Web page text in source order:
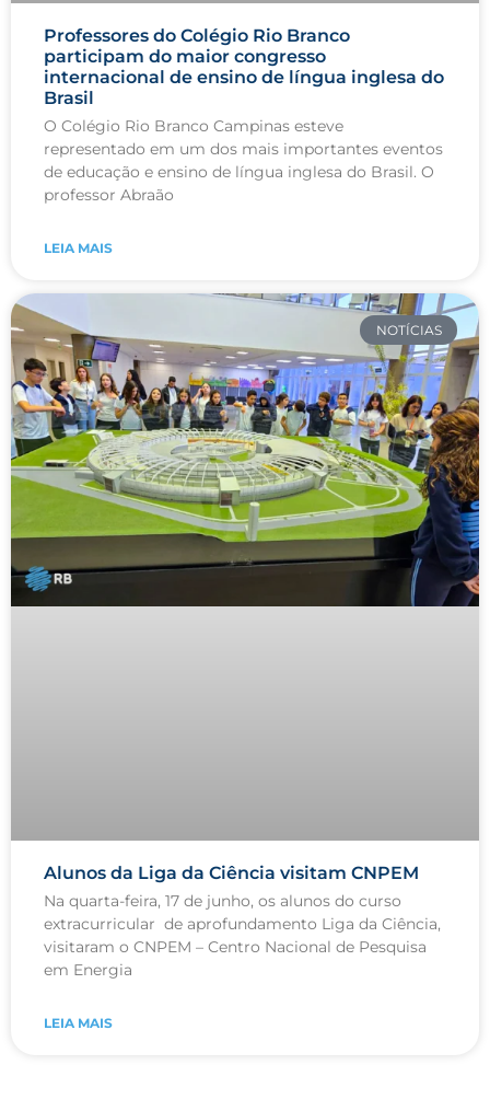
Professores do Colégio Rio Branco
participam do maior congresso
internacional de ensino de língua inglesa do
Brasil
O Colégio Rio Branco Campinas esteve
representado em um dos mais importantes eventos
de educação e ensino de língua inglesa do Brasil. O
professor Abraão
LEIA MAIS
NOTÍCIAS
Alunos da Liga da Ciência visitam CNPEM
Na quarta-feira, 17 de junho, os alunos do curso
extracurricular de aprofundamento Liga da Ciência,
visitaram o CNPEM – Centro Nacional de Pesquisa
em Energia
LEIA MAIS